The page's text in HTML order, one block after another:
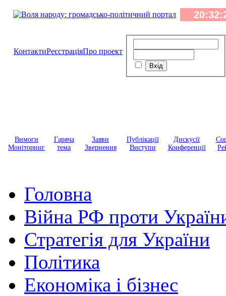
КонтактиРеєстраціяПро проект
Вимоги
Моніторинг
Гаряча
тема
Заяви
Звернення
Публікації
Виступи
Дискусії
Конференції
Головна
Війна РФ проти
Стратегія для України
Політика
Економіка і бізнес